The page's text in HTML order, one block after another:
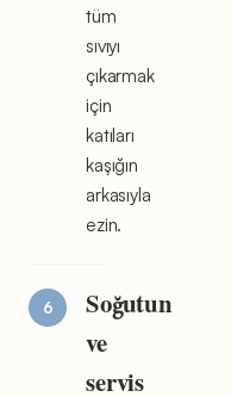
tüm
sıvıyı
çıkarmak
için
katıları
kaşığın
arkasıyla
ezin.
Soğutun
ve
servis